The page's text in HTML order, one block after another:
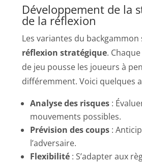
Développement de la
de la réflexion
Les variantes du
réflexion stratégique.
de jeu pousse les joueurs à
différemment. Voici quelques
Analyse des risques :
mouvements possibles.
Prévision des coups :
l’adversaire.
Flexibilité : S’adapter aux